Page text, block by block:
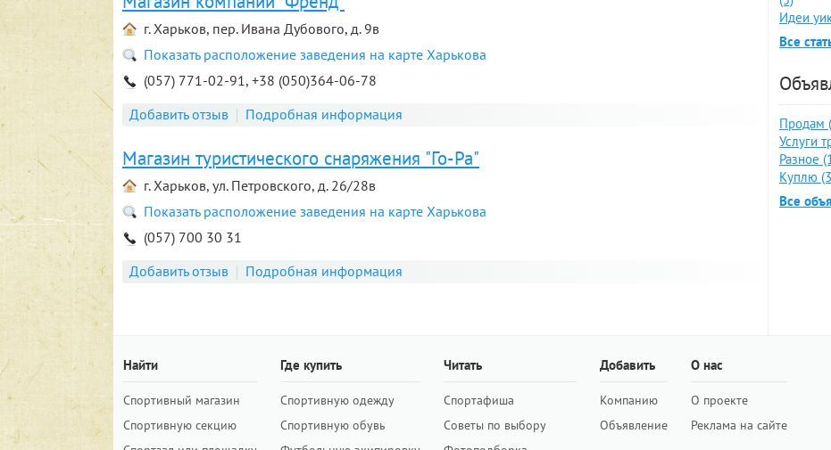
г. Харьков, пер. Ивана Дубового, д. 9в
Показать расположение заведения на карте Харькова
(057) 771-02-91, +38 (050)364-06-78
Добавить отзыв
Подробная информация
Магазин туристического снаряжения "Го-Ра"
г. Харьков, ул. Петровского, д. 26/28в
Показать расположение заведения на карте Харькова
(057) 700 30 31
Добавить отзыв
Подробная информация
Идеи
Все
Продам
Услуги
Разное
Куплю
Все
Найти
Спортивный магазин
Спортивную секцию
Где купить
Спортивную одежду
Спортивную обувь
Читать
Спортафиша
Советы по выбору
Добавить
Компанию
Объявление
О нас
О проекте
Реклама на сайте